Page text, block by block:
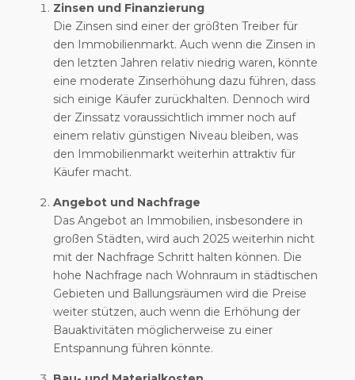
Zinsen und Finanzierung
Die Zinsen sind einer der größten Treiber für
den Immobilienmarkt. Auch wenn die Zinsen in
den letzten Jahren relativ niedrig waren, könnte
eine moderate Zinserhöhung dazu führen, dass
sich einige Käufer zurückhalten. Dennoch wird
der Zinssatz voraussichtlich immer noch auf
einem relativ günstigen Niveau bleiben, was
den Immobilienmarkt weiterhin attraktiv für
Käufer macht.
Angebot und Nachfrage
Das Angebot an Immobilien, insbesondere in
großen Städten, wird auch 2025 weiterhin nicht
mit der Nachfrage Schritt halten können. Die
hohe Nachfrage nach Wohnraum in städtischen
Gebieten und Ballungsräumen wird die Preise
weiter stützen, auch wenn die Erhöhung der
Bauaktivitäten möglicherweise zu einer
Entspannung führen könnte.